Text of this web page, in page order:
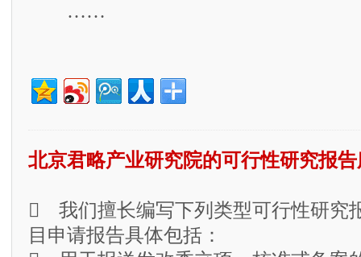
……
北京君略产业研究院的可行性研究报
 我们擅长编写下列类型可行性研究
目申请报告具体包括：